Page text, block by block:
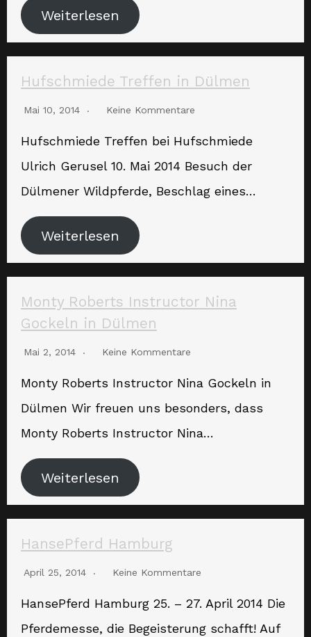
Weiterlesen
Hufschmiede Treffen in Dülmen
Mai 10, 2014 Keine Kommentare
Hufschmiede Treffen bei Hufschmiede
Ulrich Gerusel 10. Mai 2014 Besuch der
Dülmener Wildpferde, Beschlag eines…
Weiterlesen
Monty Roberts Instructor Nina
Gockeln in Dülmen
Mai 2, 2014 Keine Kommentare
Monty Roberts Instructor Nina Gockeln in
Dülmen Wir freuen uns besonders, dass
Monty Roberts Instructor Nina…
Weiterlesen
HansePferd Hamburg
April 25, 2014 Keine Kommentare
HansePferd Hamburg 25. – 27. April 2014 Die
Pferdemesse, die Begeisterung schafft! Auf